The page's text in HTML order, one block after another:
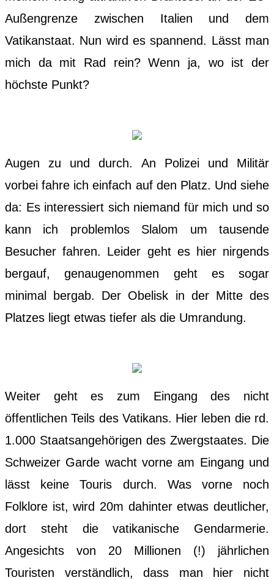
Außengrenze zwischen Italien und dem
Vatikanstaat. Nun wird es spannend. Lässt man
mich da mit Rad rein? Wenn ja, wo ist der
höchste Punkt?
Augen zu und durch. An Polizei und Militär
vorbei fahre ich einfach auf den Platz. Und siehe
da: Es interessiert sich niemand für mich und so
kann ich problemlos Slalom um tausende
Besucher fahren. Leider geht es hier nirgends
bergauf, genaugenommen geht es sogar
minimal bergab. Der Obelisk in der Mitte des
Platzes liegt etwas tiefer als die Umrandung.
Weiter geht es zum Eingang des nicht
öffentlichen Teils des Vatikans. Hier leben die rd.
1.000 Staatsangehörigen des Zwergstaates. Die
Schweizer Garde wacht vorne am Eingang und
lässt keine Touris durch. Was vorne noch
Folklore ist, wird 20m dahinter etwas deutlicher,
dort steht die vatikanische Gendarmerie.
Angesichts von 20 Millionen (!) jährlichen
Touristen verständlich, dass man hier nicht